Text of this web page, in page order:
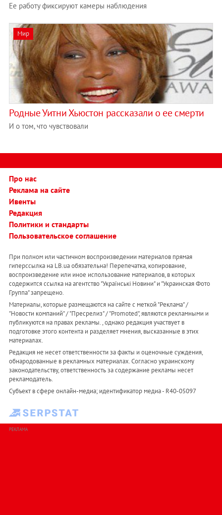
Ее работу фиксируют камеры наблюдения
Мир
Родные Уитни Хьюстон рассказали о ее смерти
И о том, что чувствовали
Про нас
Реклама на сайте
Ивенты
Редакция
Политики и стандарты
Пользовательское соглашение
При полном или частичном воспроизведении материалов прямая
гиперссылка на LB.ua обязательна! Перепечатка, копирование,
воспроизведение или иное использование материалов, в которых
содержится ссылка на агентство "Українськi Новини" и "Украинская Фото
Группа" запрещено.
Материалы, которые размещаются на сайте с меткой "Реклама" /
"Новости компаний" / "Пресрелиз" / "Promoted", являются рекламными и
публикуются на правах рекламы. , однако редакция участвует в
подготовке этого контента и разделяет мнения, высказанные в этих
материалах.
Редакция не несет ответственности за факты и оценочные суждения,
обнародованные в рекламных материалах. Согласно украинскому
законодательству, ответственность за содержание рекламы несет
рекламодатель.
Субъект в сфере онлайн-медиа; идентификатор медиа - R40-05097
РЕКЛАМА